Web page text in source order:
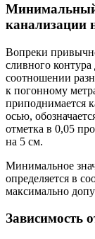
канализации
Вопреки
сливного контура
соотношении
к погонному
приподнимается
осью,
отметка в 0,05
на 5 см.
Минимальное
определяется в
максимально
Зависимость